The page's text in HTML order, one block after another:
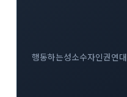
행동하는성소수자인권연대